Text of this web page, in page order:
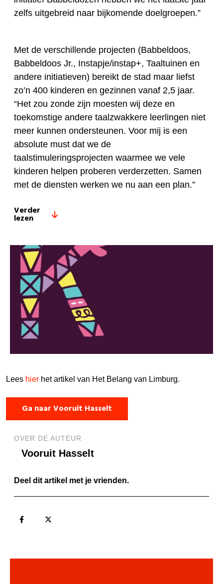
zelfs uitgebreid naar bijkomende doelgroepen.”
Met de verschillende projecten (Babbeldoos,
Babbeldoos Jr., Instapje/instap+, Taaltuinen en
andere initiatieven) bereikt de stad maar liefst
zo’n 400 kinderen en gezinnen vanaf 2,5 jaar.
“Het zou zonde zijn moesten wij deze en
toekomstige andere taalzwakkere leerlingen niet
meer kunnen ondersteunen. Voor mij is een
absolute must dat we de
taalstimuleringsprojecten waarmee we vele
kinderen helpen proberen verderzetten. Samen
met de diensten werken we nu aan een plan.”
Verder
lezen
Lees hier het artikel van Het Belang van Limburg.
Ga naar Vooruit Hasselt
OVER DE AUTEUR
Vooruit Hasselt
Deel dit artikel met je vrienden.